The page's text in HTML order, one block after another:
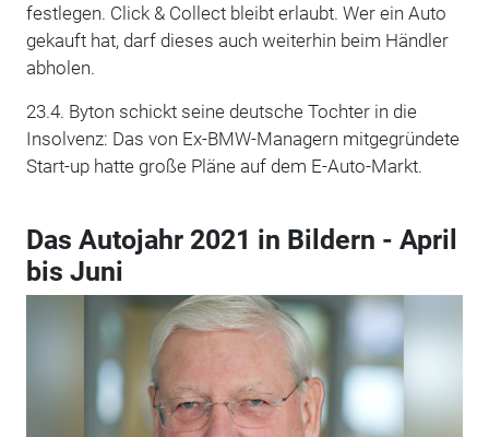
festlegen. Click & Collect bleibt erlaubt. Wer ein Auto
gekauft hat, darf dieses auch weiterhin beim Händler
abholen.
23.4. Byton schickt seine deutsche Tochter in die
Insolvenz: Das von Ex-BMW-Managern mitgegründete
Start-up hatte große Pläne auf dem E-Auto-Markt.
Das Autojahr 2021 in Bildern - April
bis Juni